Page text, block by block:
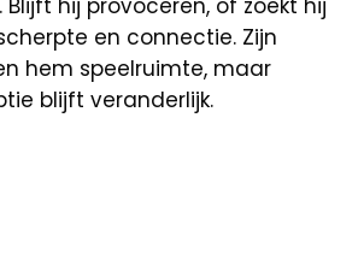
hij provoceren, of zoekt hij
en connectie. Zijn
hem speelruimte, maar
blijft veranderlijk.